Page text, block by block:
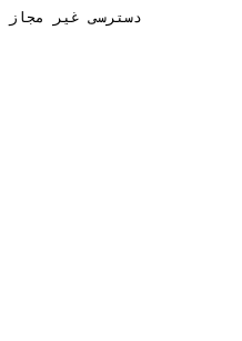
دسترسی غیر مجاز